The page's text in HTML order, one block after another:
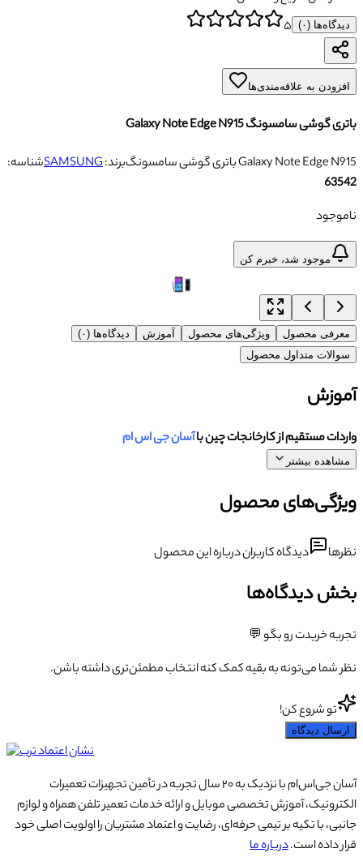
دیدگاه‌ها (۰) ۵
افزودن به علاقه‌مندی‌ها
باتری گوشی سامسونگ Galaxy Note Edge N915
باتری گوشی سامسونگ Galaxy Note Edge N915
برند:SAMSUNGشناسه:
63542
ناموجود
موجود شد، خبرم کن
معرفی محصول ویژگی‌های محصول آموزش
دیدگاه‌ها (۰)
سوالات متداول محصول
آموزش
واردات مستقیم از کارخانجات چین باآسان جی اس ام
مشاهده بیشتر
ویژگی‌های محصول
نظرها دیدگاه کاربران درباره این محصول
بخش دیدگاه‌ها
تجربه خریدت رو بگو 💬
نظر شما می‌تونه به بقیه کمک کنه انتخاب مطمئن‌تری داشته باشن.
تو شروع کن!
ارسال دیدگاه
آسان جی‌اس‌ام با نزدیک به ۲۰ سال تجربه در تأمین تجهیزات تعمیرات
الکترونیک، آموزش تخصصی موبایل و ارائه خدمات تعمیر تلفن همراه و لوازم
جانبی، با تکیه بر تیمی حرفه‌ای، رضایت و اعتماد مشتریان را اولویت اصلی خود
قرار داده است.درباره ما